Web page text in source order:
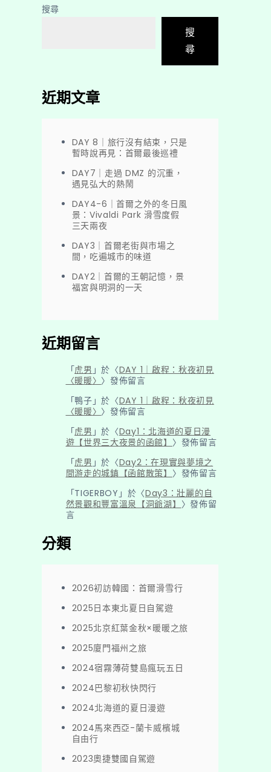
搜尋
搜
尋
近期文章
DAY 8｜旅行沒有結束，只是
暫時說再見：首爾最後巡禮
DAY7｜走過 DMZ 的沉重，
遇見弘大的熱鬧
DAY4-6｜首爾之外的冬日風
景：Vivaldi Park 滑雪度假
三天兩夜
DAY3｜首爾老街與市場之
間，吃遍城市的味道
DAY2｜首爾的王朝記憶，景
福宮與明洞的一天
近期留言
「虎男 」於〈DAY 1｜啟程：秋夜初見
〈暖暖〉 〉發佈留言
「鴨子 」於〈DAY 1｜啟程：秋夜初見
〈暖暖〉 〉發佈留言
「虎男 」於〈Day1：北海道的夏日漫
遊【世界三大夜景的函館】 〉發佈留言
「虎男 」於〈Day2：在現實與夢境之
間游走的城鎮【函館散策】 〉發佈留言
「TIGERBOY 」於〈Day3：壯麗的自
然景觀和豐富溫泉【洞爺湖】 〉發佈留
言
分類
2026初訪韓國：首爾滑雪行
2025日本東北夏日自駕遊
2025北京紅葉金秋×暖暖之旅
2025廈門福州之旅
2024宿霧薄荷雙島瘋玩五日
2024巴黎初秋快閃行
2024北海道的夏日漫遊
2024馬來西亞-蘭卡威檳城
自由行
2023奧捷雙國自駕遊